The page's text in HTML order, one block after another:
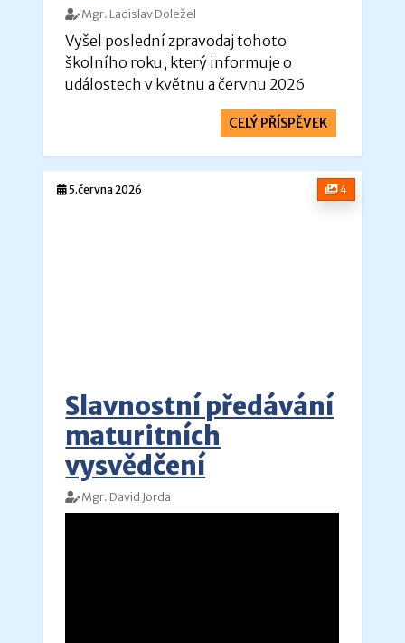
Mgr. Ladislav Doležel
Vyšel poslední zpravodaj tohoto
školního roku, který informuje o
událostech v květnu a červnu 2026
CELÝ PŘÍSPĚVEK
4
5.června 2026
Slavnostní předávání
maturitních
vysvědčení
Mgr. David Jorda